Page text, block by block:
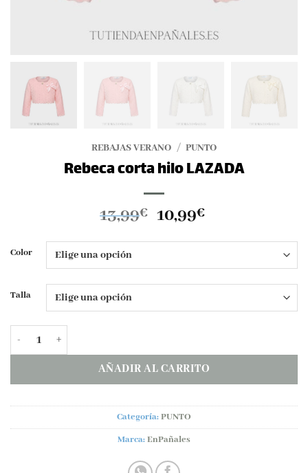
REBAJAS VERANO / PUNTO
Rebeca corta hilo LAZADA
13,99€ El
era:
13,99€.
10,99€El
es:
10,99€.
Color
Talla
AÑADIR AL CARRITO
Categoría:PUNTO
Marca:EnPañales